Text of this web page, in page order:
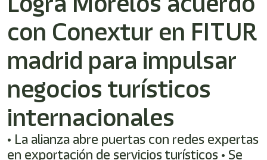
Este
directo
lector
de
pantalla
para
ayudarle
navegar
con Conextur en FITUR
madrid para impulsar
negocios turísticos
internacionales
• La alianza abre puertas con redes expertas
en exportación de servicios turísticos • Se